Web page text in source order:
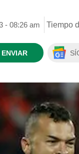
- 08:26 am Tiempo
ENVIAR